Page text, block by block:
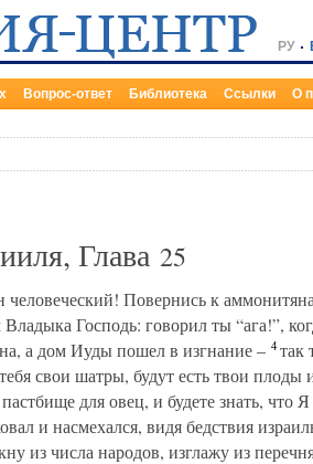
РУ
Вопрос-ответ Библиотека Ссылки О
Глава 25
Повернись к
Господь: говорил ты “ага!”,
а дом Иуды пошел в изгнание – 4так
свои шатры, будут есть твои плоды
для овец, и будете знать, что Я
и насмехался, видя бедствия
из числа народов, изглажу из